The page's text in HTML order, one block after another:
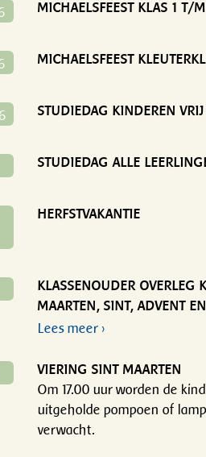
MICHAELSFEEST KLAS 1 T/
MICHAELSFEEST
STUDIEDAG KINDEREN VRIJ
STUDIEDAG ALLE
HERFSTVAKANTIE
KLASSENOUDER OVERLEG
MAARTEN, SINT, ADVENT
Lees meer ›
VIERING SINT MAARTEN
Om 17.00 uur worden de
uitgeholde pompoen of
verwacht.